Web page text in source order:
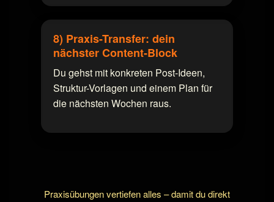
8) Praxis-Transfer: dein
nächster Content-Block
Du gehst mit konkreten Post-Ideen,
Struktur-Vorlagen und einem Plan für
die nächsten Wochen raus.
Praxisübungen vertiefen alles – damit du direkt